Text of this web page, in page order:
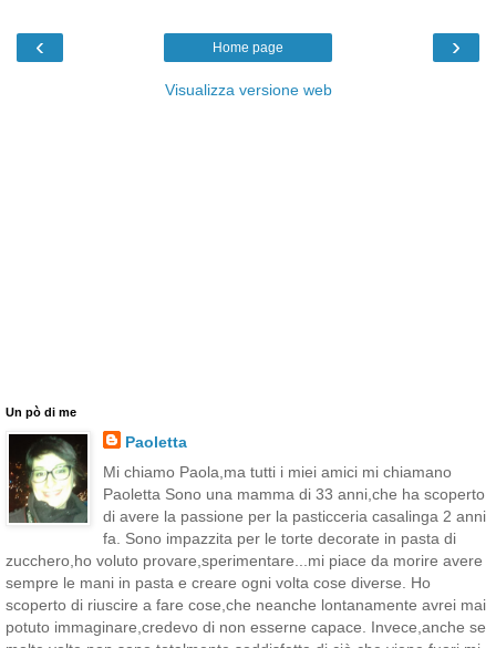
‹ ›
Home page
Visualizza versione web
Un pò di me
Paoletta
Mi chiamo Paola,ma tutti i miei amici mi chiamano
Paoletta Sono una mamma di 33 anni,che ha scoperto
di avere la passione per la pasticceria casalinga 2 anni
fa. Sono impazzita per le torte decorate in pasta di
zucchero,ho voluto provare,sperimentare...mi piace da morire avere
sempre le mani in pasta e creare ogni volta cose diverse. Ho
scoperto di riuscire a fare cose,che neanche lontanamente avrei mai
potuto immaginare,credevo di non esserne capace. Invece,anche se